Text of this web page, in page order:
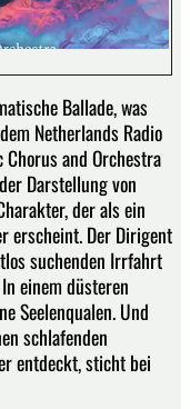
Ballade, was
Netherlands Radio
and Orchestra
Darstellung von
der als ein
erscheint. Der Dirigent
suchenden Irrfahrt
einem düsteren
Seelenqualen. Und
schlafenden
entdeckt, sticht bei